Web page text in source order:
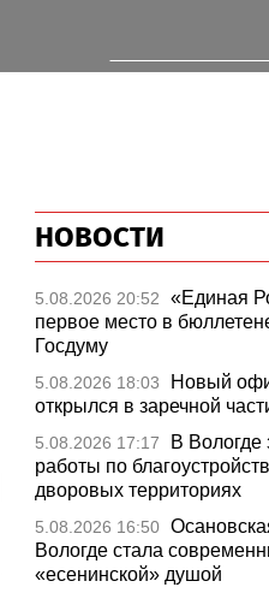
НОВОСТИ
5.08.2026 20:52
«Единая
первое место в
Госдуму
5.08.2026 18:03
Новый
открылся в заречной
5.08.2026 17:17
В
работы по
дворовых территориях
5.08.2026 16:50
Вологде стала
«есенинской» душой